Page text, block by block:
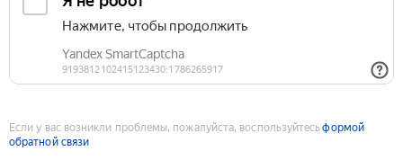
Если у вас возникли проблемы, пожалуйста, воспользуйтесьформой
обратной связи